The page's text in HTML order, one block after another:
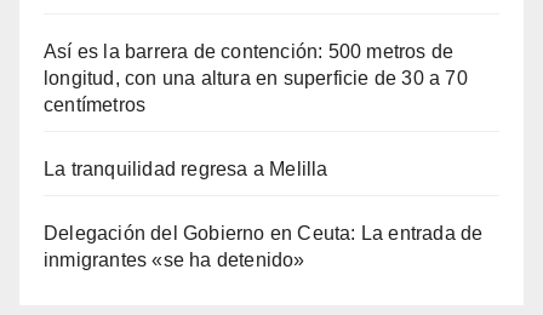
Así es la barrera de contención: 500 metros de
longitud, con una altura en superficie de 30 a 70
centímetros
La tranquilidad regresa a Melilla
Delegación del Gobierno en Ceuta: La entrada de
inmigrantes «se ha detenido»